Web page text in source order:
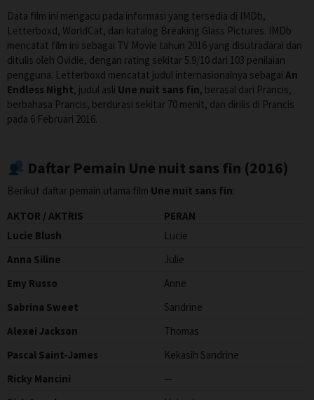
Data film ini mengacu pada informasi yang tersedia di IMDb,
Letterboxd, WorldCat, dan katalog Breaking Glass Pictures. IMDb
mencatat film ini sebagai TV Movie tahun 2016 yang disutradarai dan
ditulis oleh Ovidie, dengan rating sekitar 5.9/10 dari 103 penilaian
pengguna. Letterboxd mencatat judul internasionalnya sebagai An
Endless Night, judul asli Une nuit sans fin, berasal dari Prancis,
berbahasa Prancis, berdurasi sekitar 70 menit, dan dirilis di Prancis
pada 6 Februari 2016.
Daftar Pemain Une nuit sans fin (2016)
Berikut daftar pemain utama film Une nuit sans fin:
AKTOR / AKTRIS
PERAN
Lucie Blush
Lucie
Anna Siline
Julie
Emy Russo
Anne
Sabrina Sweet
Sandrine
Alexei Jackson
Thomas
Pascal Saint-James
Kekasih Sandrine
Ricky Mancini
—